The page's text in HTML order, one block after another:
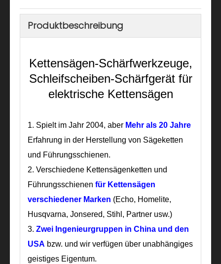
Produktbeschreibung
Kettensägen-Schärfwerkzeuge,
Schleifscheiben-Schärfgerät für
elektrische Kettensägen
1. Spielt im Jahr 2004, aber Mehr als 20 Jahre
Erfahrung in der Herstellung von Sägeketten
und Führungsschienen.
2. Verschiedene Kettensägenketten und
Führungsschienen für Kettensägen
verschiedener Marken (Echo, Homelite,
Husqvarna, Jonsered, Stihl, Partner usw.)
3. Zwei Ingenieurgruppen in China und den
USA bzw. und wir verfügen über unabhängiges
geistiges Eigentum.